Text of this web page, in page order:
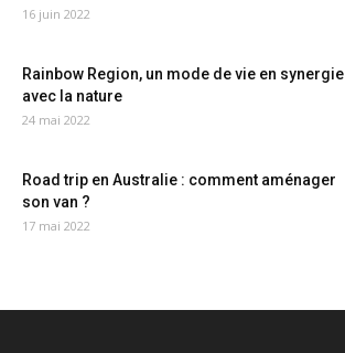
16 juin 2022
Rainbow Region, un mode de vie en synergie
avec la nature
24 mai 2022
Road trip en Australie : comment aménager
son van ?
17 mai 2022